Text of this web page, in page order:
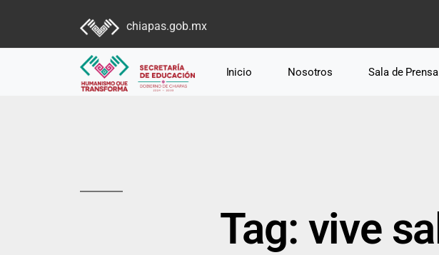
chiapas.gob.mx
Inicio Nosotros Sala de Prensa
Tag: vive